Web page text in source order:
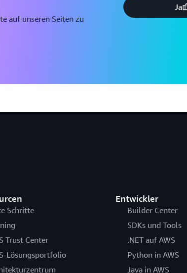
auf unseren Seiten zu
Ja
Schritte
Trust Center
Lösungsportfolio
Entwickler
Builder Center
SDKs und Tools
.NET auf AWS
Python in AWS
Java in AWS